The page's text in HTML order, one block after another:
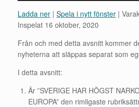
Ladda ner | Spela i nytt fönster |
Inspelat 16 oktober, 2020
Från och med detta avsnitt kommer
nyheterna att släppas separat som
I detta avsnitt:
Är ”SVERIGE HAR HÖGST
EUROPA” den rimligaste